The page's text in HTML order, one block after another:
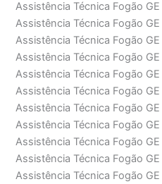
Assistência Técnica Fogão
Assistência Técnica Fogão
Assistência Técnica Fogão
Assistência Técnica Fogão
Assistência Técnica Fogão
Assistência Técnica Fogão
Assistência Técnica Fogão GE
Assistência Técnica Fogão
Assistência Técnica Fogão
Assistência Técnica Fogão
Assistência Técnica Fogão